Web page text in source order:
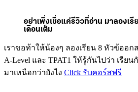
อย่าเพิ่งเชื่อแค่รีวิวที่อ่าน มาลองเ
เดือนเต็ม
เราขอท้าให้น้องๆ ลองเรียน 8 หัวข้ออก
A-Level และ TPAT1 ให้รู้กันไปว่า เรีย
มาเหนือกว่ายังไง Click รับคอร์สฟรี